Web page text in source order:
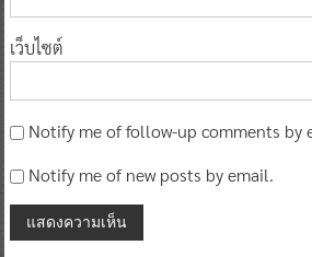
เว็บไซต์
Notify me of follow-up comments by
Notify me of new posts by email.